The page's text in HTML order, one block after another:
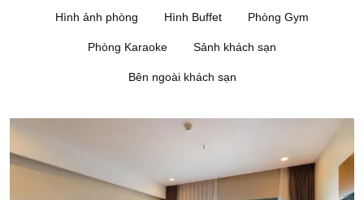
Hình ảnh phòng Hình Buffet Phòng Gym
Phòng Karaoke Sảnh khách sạn
Bên ngoài khách sạn